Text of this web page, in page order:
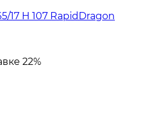
17 H 107 RapidDragon
22%